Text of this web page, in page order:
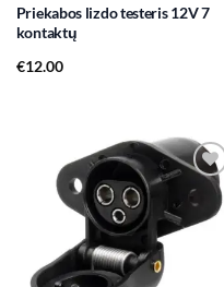
Priekabos lizdo testeris 12V 7
kontaktų
€12.00
Add to
wishlist